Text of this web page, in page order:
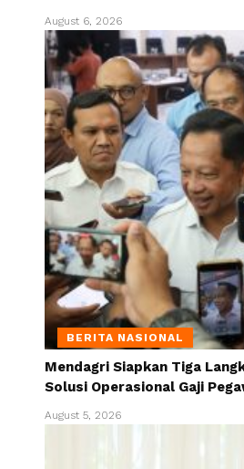
August 6, 2026
BERITA NASIONAL
Mendagri Siapkan Tiga
Solusi Operasional Gaji
August 5, 2026